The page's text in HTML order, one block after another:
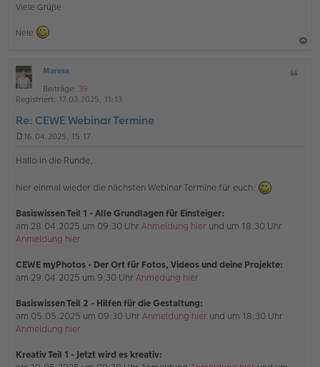
Viele Grüße
Nele
ff
l
n
e
Maresa
Beiträge: 39
Registriert: 17.03.2025, 11:13
Re: CEWE Webinar Termine
g
l
e
n
e
B
i
r
a
g
16.04.2025, 15:17
Hallo in die Runde,
hier einmal wieder die nächsten Webinar Termine für euch:
Basiswissen Teil 1 - Alle Grundlagen für Einsteiger:
am 28.04.2025 um 09:30 Uhr Anmeldung hier und um 18:30 Uhr
Anmeldung hier
CEWE myPhotos - Der Ort für Fotos, Videos und deine Projekte:
am 29.04.2025 um 9:30 Uhr Anmedung hier
Basiswissen Teil 2 - Hilfen für die Gestaltung:
am 05.05.2025 um 09:30 Uhr Anmeldung hier und um 18:30 Uhr
Anmeldung hier
Kreativ Teil 1 - Jetzt wird es kreativ: